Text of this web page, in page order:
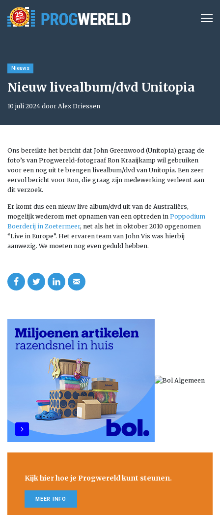
Nieuws
Nieuw livealbum/dvd Unitopia
10 juli 2024 door Alex Driessen
Ons bereikte het bericht dat John Greenwood (Unitopia) graag de
foto’s van Progwereld-fotograaf Ron Kraaijkamp wil gebruiken
voor een nog uit te brengen livealbum/dvd van Unitopia. Een zeer
eervol bericht voor Ron, die graag zijn medewerking verleent aan
dit verzoek.
Er komt dus een nieuw live album/dvd uit van de Australiërs,
mogelijk wederom met opnamen van een optreden in Poppodium
Boerderij in Zoetermeer, net als het in oktober 2010 opgenomen
“Live in Europe”. Het ervaren team van John Vis was hierbij
aanwezig. We moeten nog even geduld hebben.
Kijk hier hoe je Progwereld kunt steunen.
MEER INFO